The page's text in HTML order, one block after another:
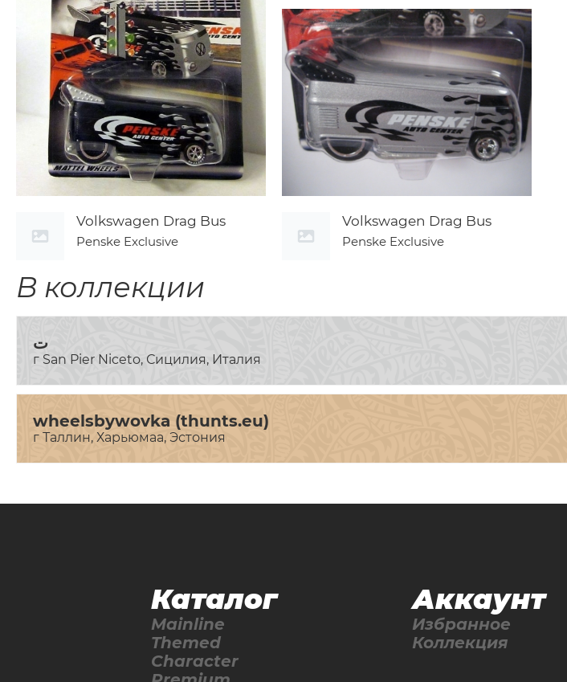
Volkswagen Drag Bus
Penske Exclusive
Volkswagen Drag Bus
Penske Exclusive
В коллекции
ت
г San Pier Niceto, Сицилия, Италия
wheelsbywovka (thunts.eu)
г Таллин, Харьюмаа, Эстония
Каталог
Mainline
Themed
Character
Аккаунт
Избранное
Коллекция